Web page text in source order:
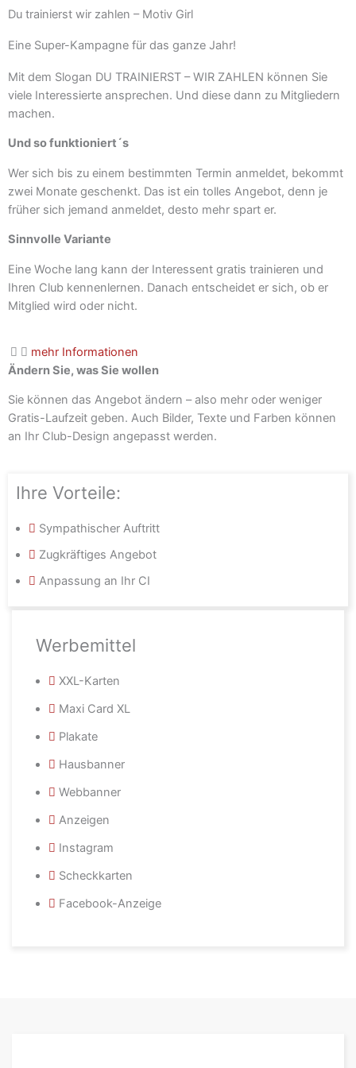
Du trainierst wir zahlen – Motiv Girl
Eine Super-Kampagne für das ganze Jahr!
Mit dem Slogan DU TRAINIERST – WIR ZAHLEN können Sie
viele Interessierte ansprechen. Und diese dann zu Mitgliedern
machen.
Und so funktioniert´s
Wer sich bis zu einem bestimmten Termin anmeldet, bekommt
zwei Monate geschenkt. Das ist ein tolles Angebot, denn je
früher sich jemand anmeldet, desto mehr spart er.
Sinnvolle Variante
Eine Woche lang kann der Interessent gratis trainieren und
Ihren Club kennenlernen. Danach entscheidet er sich, ob er
Mitglied wird oder nicht.
mehr Informationen
Ändern Sie, was Sie wollen
Sie können das Angebot ändern – also mehr oder weniger
Gratis-Laufzeit geben. Auch Bilder, Texte und Farben können
an Ihr Club-Design angepasst werden.
Ihre Vorteile:
Sympathischer Auftritt
Zugkräftiges Angebot
Anpassung an Ihr CI
Werbemittel
XXL-Karten
Maxi Card XL
Plakate
Hausbanner
Webbanner
Anzeigen
Instagram
Scheckkarten
Facebook-Anzeige